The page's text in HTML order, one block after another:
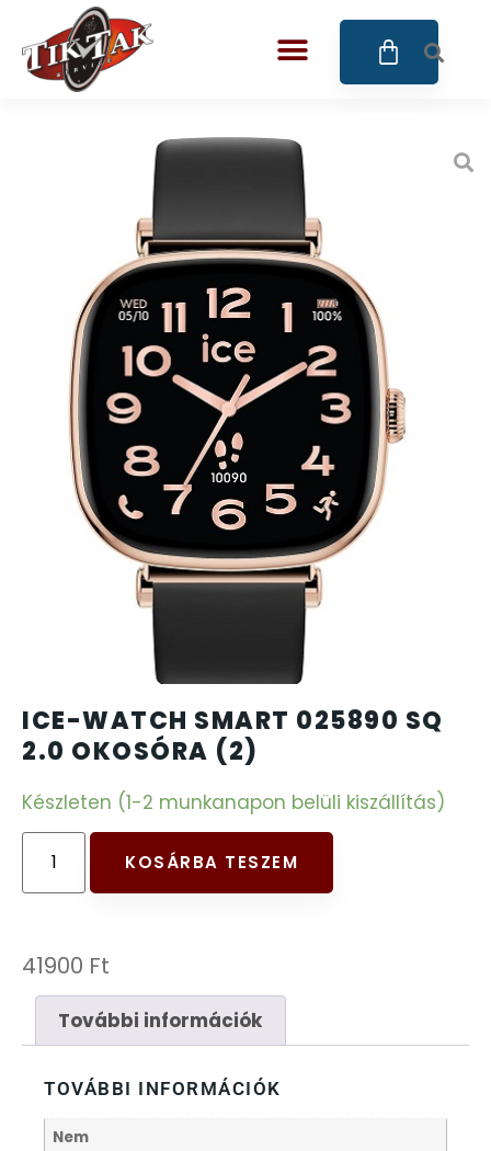
ICE-WATCH SMART 025890 SQ
2.0 OKOSÓRA (2)
Készleten (1-2 munkanapon belüli kiszállítás)
KOSÁRBA TESZEM
41900 Ft
További információk
TOVÁBBI INFORMÁCIÓK
Nem
BIGOTTI Milano
CALYPSO
CANGO & RINALDI
CANGO & RINALDI CHARM
CANGO&RINALDI KARÓRÁK
DIVAT KARÓRÁK (Curren, Oulm,Naviforce, D-
ESPRIT
FALIÓRÁK
FÉMCSATOK
FESTINA
FIGURÁS ÉBRESZTŐÓRÁK
FRANCIS DELON